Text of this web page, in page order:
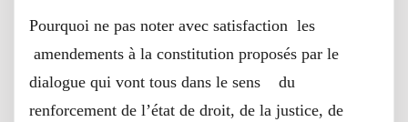
Pourquoi ne pas noter avec satisfaction les
amendements à la constitution proposés par le
dialogue qui vont tous dans le sens du
renforcement de l’état de droit, de la justice, de